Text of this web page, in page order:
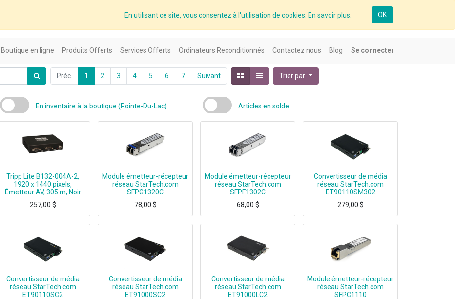
En utilisant ce site, vous consentez à l'utilisation de cookies. En savoir plus. OK
Boutique en ligne Produits Offerts Services Offerts Ordinateurs Reconditionnés Contactez nous Blog Se connecter
Préc. 1 2 3 4 5 6 7 Suivant Trier par
En inventaire à la boutique (Pointe-Du-Lac) Articles en solde
Tripp Lite B132-004A-2,
1920 x 1440 pixels,
Émetteur AV, 305 m, Noir
257,00 $
Module émetteur-récepteur
réseau StarTech.com
SFPG1320C
78,00 $
Module émetteur-récepteur
réseau StarTech.com
SFPF1302C
68,00 $
Convertisseur de média
réseau StarTech.com
ET90110SM302
279,00 $
Convertisseur de média
réseau StarTech.com
ET90110SC2
Convertisseur de média
réseau StarTech.com
ET91000SC2
Convertisseur de média
réseau StarTech.com
ET91000LC2
Module émetteur-récepteur
réseau StarTech.com
SFPC1110